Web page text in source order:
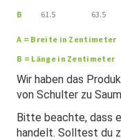
B
61.5 63.5
A = Breite in Zentimeter
B = Länge in Zentimeter
Wir haben das
von Schulter zu
Bitte beachte, dass
handelt. Solltest du